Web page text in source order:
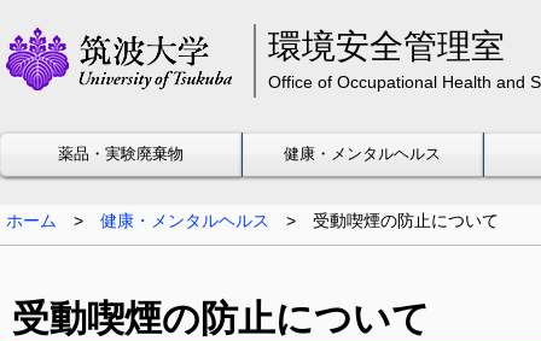
環境安全管理室
Office of Occupational Health and
薬品・実験廃棄物 健康・メンタルヘルス
ホーム > 健康・メンタルヘルス > 受動喫煙の防止について
受動喫煙の防止について